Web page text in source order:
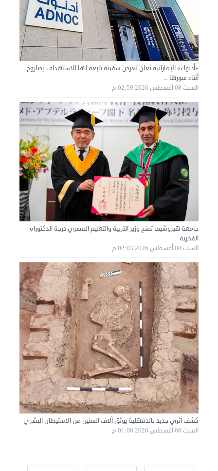
نقل عفش الكويت 50636444 فك وتركيب ايكيا محلي ...
الأحد 01 سبتمبر 2024 02:03 م
نقل عفش الكويت 50636444 فك وتركيب ايكيا محلي ...
السبت 31 أغسطس 2024 06:31 م
نقل عفش الكويت 50767633 هاف لوري نقل أغراض ...
الأربعاء 28 أغسطس 2024 12:25 م
«أدنوك» الإماراتية تعلن تعرض سفينة تابعة لها للاستهداف بصاروخ
أثناء عبورها ...
السبت 08 أغسطس 2026 02:59 م
جامعة هيروشيما تمنح وزير التربية والتعليم المصري درجة الدكتوراه
الفخرية
السبت 08 أغسطس 2026 02:03 م
كشف أثري جديد بالدقهلية يوثق آلاف السنين من الاستيطان البشري
السبت 08 أغسطس 2026 01:08 م